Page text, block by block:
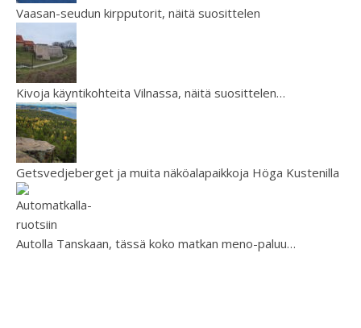
Vaasan-seudun kirpputorit, näitä suosittelen
Kivoja käyntikohteita Vilnassa, näitä suosittelen…
Getsvedjeberget ja muita näköalapaikkoja Höga Kustenilla
Autolla Tanskaan, tässä koko matkan meno-paluu…